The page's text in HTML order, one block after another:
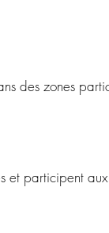
des zones
et participent